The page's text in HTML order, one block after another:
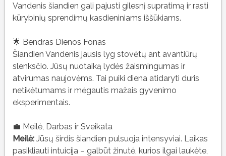
Vandenis šiandien gali pajusti gilesnį supratimą ir rasti
kūrybinių sprendimų kasdieniniams iššūkiams.
🌟 Bendras Dienos Fonas
Šiandien Vandenis jausis lyg stovėtų ant avantiūrų
slenksčio. Jūsų nuotaiką lydės žaismingumas ir
atvirumas naujovėms. Tai puiki diena atidaryti duris
netikėtumams ir mėgautis mažais gyvenimo
eksperimentais.
💼 Meilė, Darbas ir Sveikata
Meilė:Jūsų širdis šiandien pulsuoja intensyviai. Laikas
pasikliauti intuicija – galbūt žinutė, kurios ilgai laukėte,